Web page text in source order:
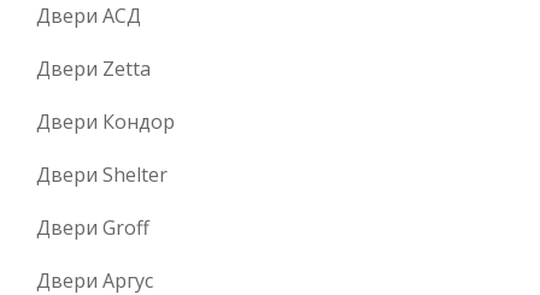
Двери АСД
Двери Zetta
Двери Кондор
Двери Shelter
Двери Groff
Двери Аргус